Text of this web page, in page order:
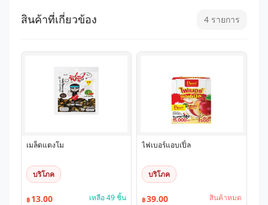
สินค้าที่เกี่ยวข้อง 4 รายการ
เมล็ดแตงโม
บริโภค
฿ 13.00 เหลือ 49 ชิ้น
ไฟเบอร์แอบเปิ้ล
บริโภค
฿39.00 สินค้าหมด